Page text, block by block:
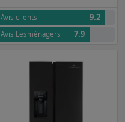
Avis clients 9.2
Avis Lesménagers 7.9